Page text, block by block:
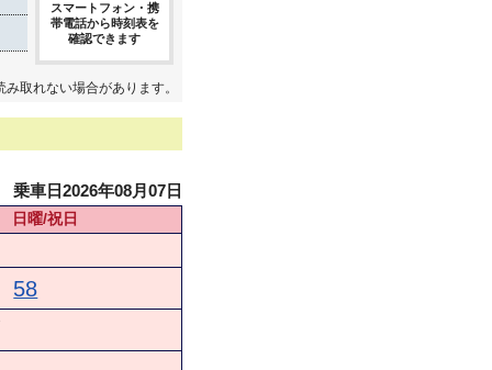
スマートフォン・携
帯電話から時刻表を
確認できます
取れない場合があります。
乗車日2026年08月07日
日曜/祝日
58